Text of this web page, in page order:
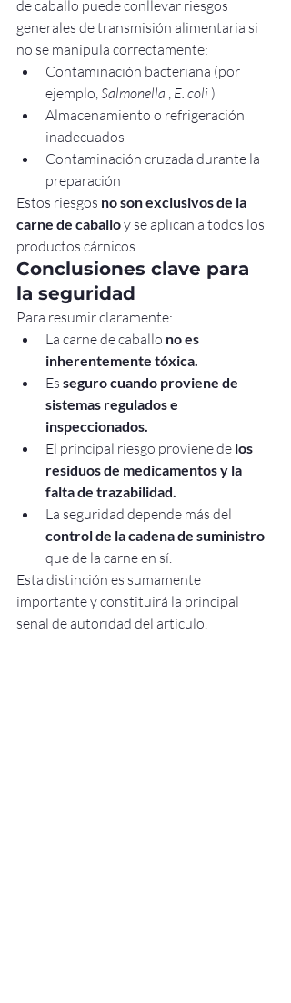
de caballo puede conllevar riesgos
generales de transmisión alimentaria si
no se manipula correctamente:
Contaminación bacteriana (por
ejemplo, Salmonella E. coli )
Almacenamiento o refrigeración
inadecuados
Contaminación cruzada durante la
preparación
Estos riesgos no son exclusivos de la
carne de caballo y se aplican a todos los
productos cárnicos.
Conclusiones clave para
la seguridad
Para resumir claramente:
La carne de caballo no es
inherentemente tóxica.
Es seguro cuando proviene de
sistemas regulados e
inspeccionados.
El principal riesgo proviene de los
residuos de medicamentos y la
falta de trazabilidad.
La seguridad depende más del
control de la cadena de suministro
que de la carne en sí.
Esta distinción es sumamente
importante y constituirá la principal
señal de autoridad del artículo.